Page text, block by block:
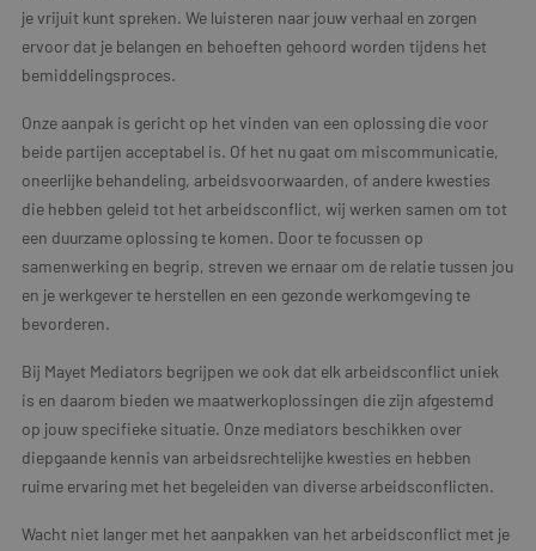
je vrijuit kunt spreken. We luisteren naar jouw verhaal en zorgen
ervoor dat je belangen en behoeften gehoord worden tijdens het
bemiddelingsproces.
Onze aanpak is gericht op het vinden van een oplossing die voor
beide partijen acceptabel is. Of het nu gaat om miscommunicatie,
oneerlijke behandeling, arbeidsvoorwaarden, of andere kwesties
die hebben geleid tot het arbeidsconflict, wij werken samen om tot
een duurzame oplossing te komen. Door te focussen op
samenwerking en begrip, streven we ernaar om de relatie tussen jou
en je werkgever te herstellen en een gezonde werkomgeving te
bevorderen.
Bij Mayet Mediators begrijpen we ook dat elk arbeidsconflict uniek
is en daarom bieden we maatwerkoplossingen die zijn afgestemd
op jouw specifieke situatie. Onze mediators beschikken over
diepgaande kennis van arbeidsrechtelijke kwesties en hebben
ruime ervaring met het begeleiden van diverse arbeidsconflicten.
Wacht niet langer met het aanpakken van het arbeidsconflict met je